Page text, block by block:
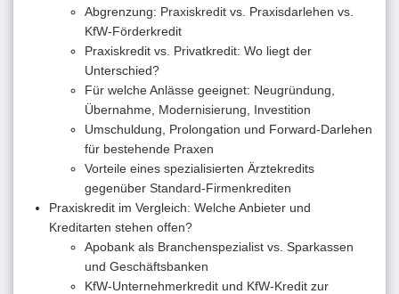
Abgrenzung: Praxiskredit vs. Praxisdarlehen vs.
KfW-Förderkredit
Praxiskredit vs. Privatkredit: Wo liegt der
Unterschied?
Für welche Anlässe geeignet: Neugründung,
Übernahme, Modernisierung, Investition
Umschuldung, Prolongation und Forward-Darlehen
für bestehende Praxen
Vorteile eines spezialisierten Ärztekredits
gegenüber Standard-Firmenkrediten
Praxiskredit im Vergleich: Welche Anbieter und
Kreditarten stehen offen?
Apobank als Branchenspezialist vs. Sparkassen
und Geschäftsbanken
KfW-Unternehmerkredit und KfW-Kredit zur